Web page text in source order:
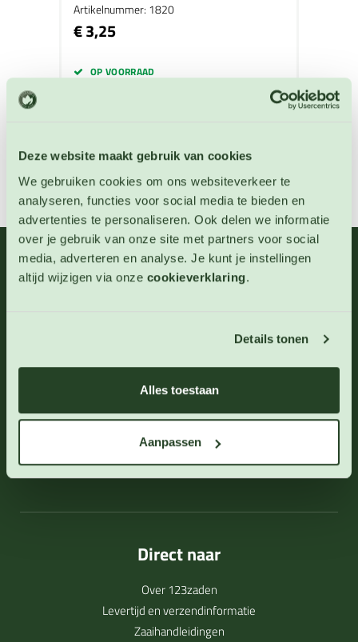
Deze website maakt gebruik van cookies
We gebruiken cookies om ons websiteverkeer te
analyseren, functies voor social media te bieden en
advertenties te personaliseren. Ook delen we informatie
over je gebruik van onze site met partners voor social
media, adverteren en analyse. Je kunt je instellingen
altijd wijzigen via onze cookieverklaring.
Details tonen
Alles toestaan
Aanpassen
Artikelnummer: 1820
€ 3,25
OP VOORRAAD
06 - 46 63 38 39 (ma - vr 10-17 uur)
Schrijf u in voor onze nieuwsbrief
Direct naar
Over 123zaden
Levertijd en verzendinformatie
Zaaihandleidingen